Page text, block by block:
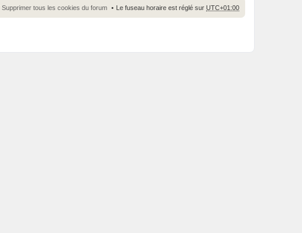
Le fuseau horaire est réglé sur UTC+01:00
Supprimer tous les cookies du forum